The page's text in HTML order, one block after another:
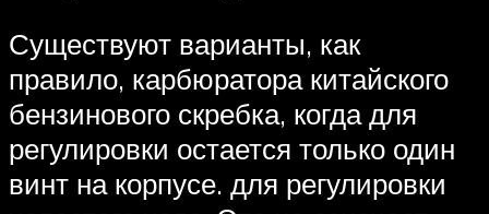
Существуют варианты, как
правило, карбюратора китайского
бензинового скребка, когда для
регулировки остается только один
винт на корпусе. для регулировки